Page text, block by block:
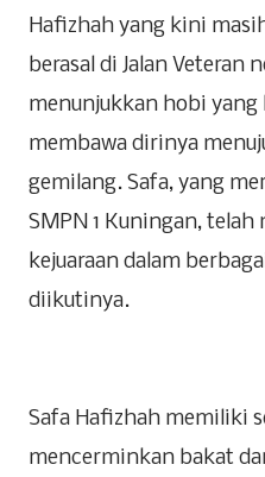
Hafizhah yang kini
berasal di Jalan Veteran
menunjukkan hobi yang
membawa dirinya
gemilang. Safa, yang
SMPN 1 Kuningan, telah
kejuaraan dalam
diikutinya.
Safa Hafizhah memiliki
mencerminkan bakat